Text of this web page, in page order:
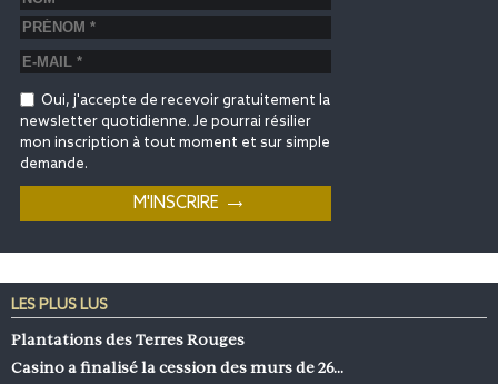
Oui, j'accepte de recevoir gratuitement la
newsletter quotidienne. Je pourrai résilier
mon inscription à tout moment et sur simple
demande.
LES PLUS LUS
Plantations des Terres Rouges
Casino a finalisé la cession des murs de 26…